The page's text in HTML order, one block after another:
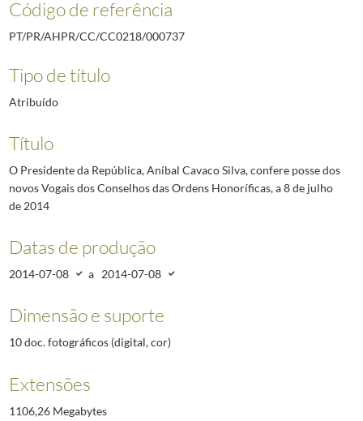
Código de referência
PT/PR/AHPR/CC/CC0218/000737
Tipo de título
Atribuído
Título
O Presidente da República, Aníbal Cavaco Silva, confere posse dos
novos Vogais dos Conselhos das Ordens Honoríficas, a 8 de julho
de 2014
Datas de produção
2014-07-08 a 2014-07-08
Dimensão e suporte
10 doc. fotográficos (digital, cor)
Extensões
1106,26 Megabytes